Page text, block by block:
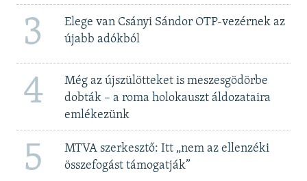
3
Elege van Csányi Sándor OTP-vezérnek az
újabb adókból
4
Még az újszülötteket is meszesgödörbe
dobták – a roma holokauszt áldozataira
emlékezünk
5
MTVA szerkesztő: Itt „nem az ellenzéki
összefogást támogatják”